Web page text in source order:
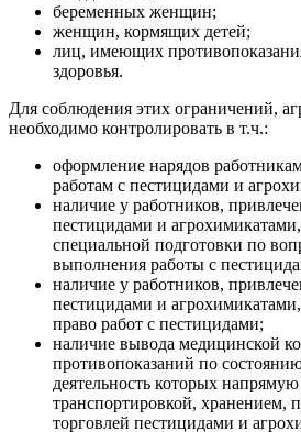
беременных женщин;
женщин, кормящих детей;
лиц, имеющих
здоровья.
Для соблюдения этих ограничений,
необходимо контролировать в т.ч.:
оформление нарядов
работам с пестицидами и
наличие у работников,
пестицидами и
специальной подготовки по
выполнения работы с
наличие у работников,
пестицидами и
право работ с пестицидами;
наличие вывода медицинской
противопоказаний по
деятельность которых напрямую
транспортировкой, хранением,
торговлей пестицидами и